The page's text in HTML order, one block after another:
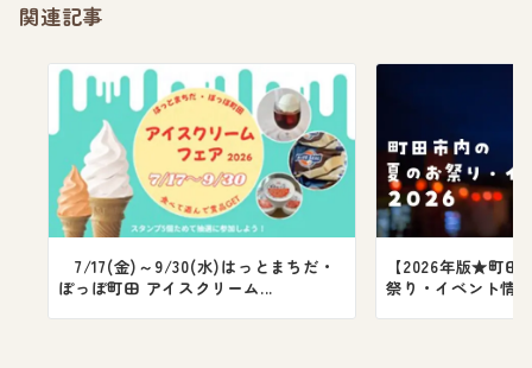
関連記事
7/17(金)～9/30(水)はっとまちだ・
ぽっぽ町田 アイスクリーム...
【2026年版★町田
祭り・イベント情報